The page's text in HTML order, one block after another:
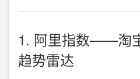
1. 阿里指数——淘
趋势雷达